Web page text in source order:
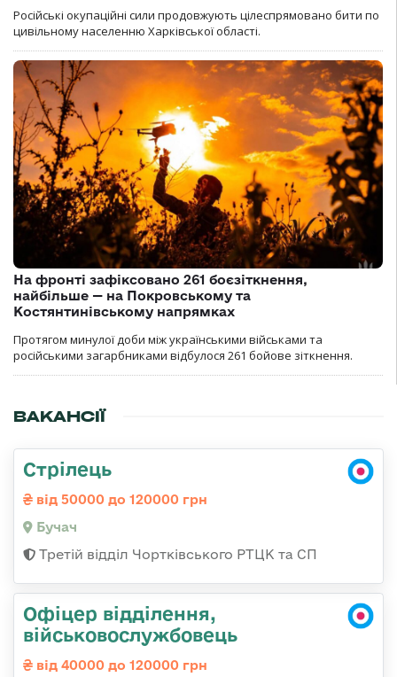
Російські окупаційні сили продовжують цілеспрямовано бити по
цивільному населенню Харківської області.
На фронті зафіксовано 261 боєзіткнення,
найбільше — на Покровському та
Костянтинівському напрямках
Протягом минулої доби між українськими військами та
російськими загарбниками відбулося 261 бойове зіткнення.
ВАКАНСІЇ
Стрілець
від 50000 до 120000 грн
Бучач
Третій відділ Чортківського РТЦК та СП
Офіцер відділення,
військовослужбовець
від 40000 до 120000 грн